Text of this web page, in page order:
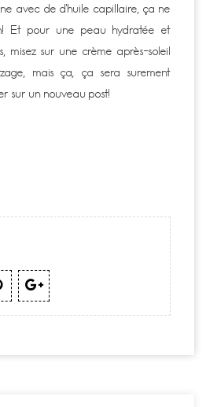
avec de d’huile capillaire, ça ne
Et pour une peau hydratée et
misez sur une crème après-soleil
mais ça, ça sera surement
sur un nouveau post!